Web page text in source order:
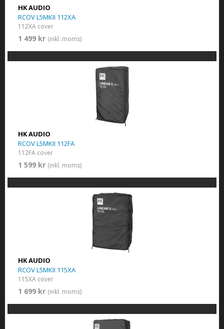
HK AUDIO
RCOV L5MKII 112XA
112XA cover
1 499 kr (inkl. moms)
HK AUDIO
RCOV L5MKII 112FA
112FA cover
1 599 kr (inkl. moms)
HK AUDIO
RCOV L5MKII 115XA
115XA cover
1 699 kr (inkl. moms)